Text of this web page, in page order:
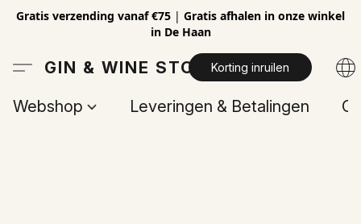
Gratis verzending vanaf €75 | Gratis afhalen in onze winkel
in De Haan
GIN & WINE STOREKorting inruilen
Webshop Leveringen & Betalingen